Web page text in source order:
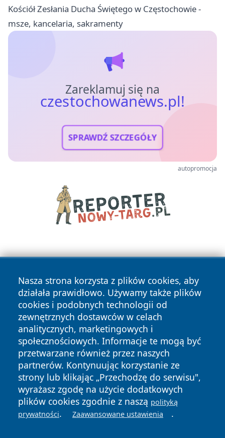
Kościół Zesłania Ducha Świętego w Częstochowie -
msze, kancelaria, sakramenty
Zareklamuj się na
czestochowanews.pl!
SPRAWDŹ SZCZEGÓŁY
autopromocja
Nasza strona korzysta z plików cookies, aby
działała prawidłowo. Używamy także plików
cookies i podobnych technologii od
zewnętrznych dostawców w celach
analitycznych, marketingowych i
społecznościowych. Informacje te mogą być
przetwarzane również przez naszych
partnerów. Kontynuując korzystanie ze
strony lub klikając „Przechodzę do serwisu",
wyrażasz zgodę na użycie dodatkowych
plików cookies zgodnie z naszą polityką
prywatności. Zaawansowane ustawienia .
Copyright © 2026 czestochowanews.pl Wszystkie prawa
zastrzeżone.
News Autorzy
Polityka
Prywatności
Polityka
Cookies
cześć